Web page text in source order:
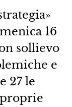
16
sollievo
e
27 le